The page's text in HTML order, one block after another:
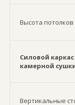
Высота потолков
Силовой
камерной
Вертикальные